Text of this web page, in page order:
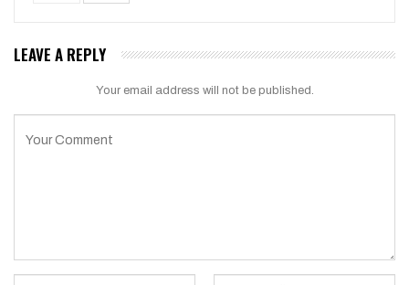
LEAVE A REPLY
Your email address will not be published.